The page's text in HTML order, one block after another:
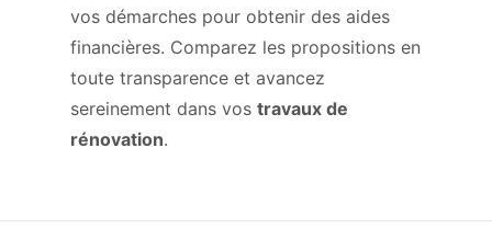
vos démarches pour obtenir des aides
financières. Comparez les propositions en
toute transparence et avancez
sereinement dans vos travaux de
rénovation.